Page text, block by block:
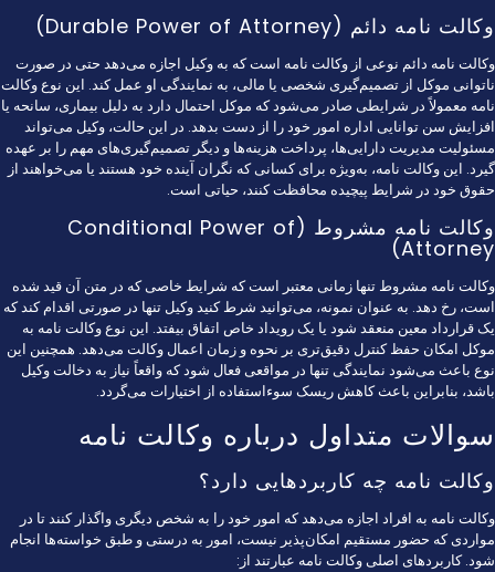
وکالت نامه دائم (Durable Power of Attorney)
وکالت نامه دائم نوعی از وکالت نامه است که به وکیل اجازه می‌دهد حتی در صورت
ناتوانی موکل از تصمیم‌گیری شخصی یا مالی، به نمایندگی او عمل کند. این نوع وکالت
نامه معمولاً در شرایطی صادر می‌شود که موکل احتمال دارد به دلیل بیماری، سانحه یا
افزایش سن توانایی اداره امور خود را از دست بدهد. در این حالت، وکیل می‌تواند
مسئولیت مدیریت دارایی‌ها، پرداخت هزینه‌ها و دیگر تصمیم‌گیری‌های مهم را بر عهده
گیرد. این وکالت نامه، به‌ویژه برای کسانی که نگران آینده خود هستند یا می‌خواهند از
حقوق خود در شرایط پیچیده محافظت کنند، حیاتی است.
وکالت نامه مشروط (Conditional Power of
Attorney)
وکالت نامه مشروط تنها زمانی معتبر است که شرایط خاصی که در متن آن قید شده
است، رخ دهد. به عنوان نمونه، می‌توانید شرط کنید وکیل تنها در صورتی اقدام کند که
یک قرارداد معین منعقد شود یا یک رویداد خاص اتفاق بیفتد. این نوع وکالت نامه به
موکل امکان حفظ کنترل دقیق‌تری بر نحوه و زمان اعمال وکالت می‌دهد. همچنین این
نوع باعث می‌شود نمایندگی تنها در مواقعی فعال شود که واقعاً نیاز به دخالت وکیل
باشد، بنابراین باعث کاهش ریسک سوءاستفاده از اختیارات می‌گردد.
سوالات متداول درباره وکالت نامه
وکالت نامه چه کاربردهایی دارد؟
وکالت نامه به افراد اجازه می‌دهد که امور خود را به شخص دیگری واگذار کنند تا در
مواردی که حضور مستقیم امکان‌پذیر نیست، امور به درستی و طبق خواسته‌ها انجام
شود. کاربردهای اصلی وکالت نامه عبارتند از: